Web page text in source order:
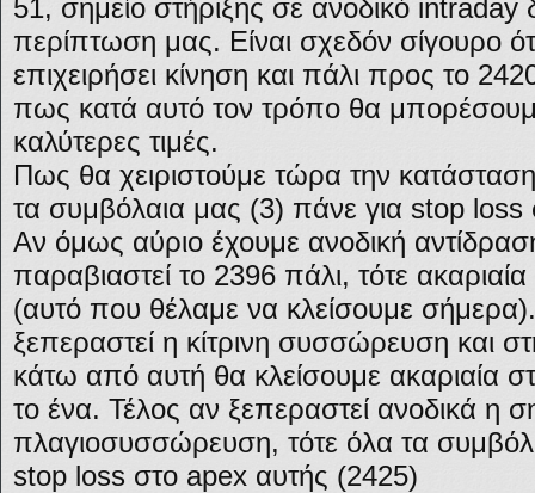
51, σημείο στήριξης σε ανοδικό
περίπτωση μας. Είναι σχεδόν σίγουρο
επιχειρήσει κίνηση και πάλι προς το
πως κατά αυτό τον τρόπο θα
καλύτερες τιμές.
Πως θα χειριστούμε τώρα την
τα συμβόλαια μας (3) πάνε για stop loss
Αν όμως αύριο έχουμε ανοδική
παραβιαστεί το 2396 πάλι, τότε
(αυτό που θέλαμε να κλείσουμε
ξεπεραστεί η κίτρινη συσσώρευση και
κάτω από αυτή θα κλείσουμε ακαριαία
το ένα. Τέλος αν ξεπεραστεί ανοδικά η
πλαγιοσυσσώρευση, τότε όλα τα
stop loss στο apex αυτής (2425)